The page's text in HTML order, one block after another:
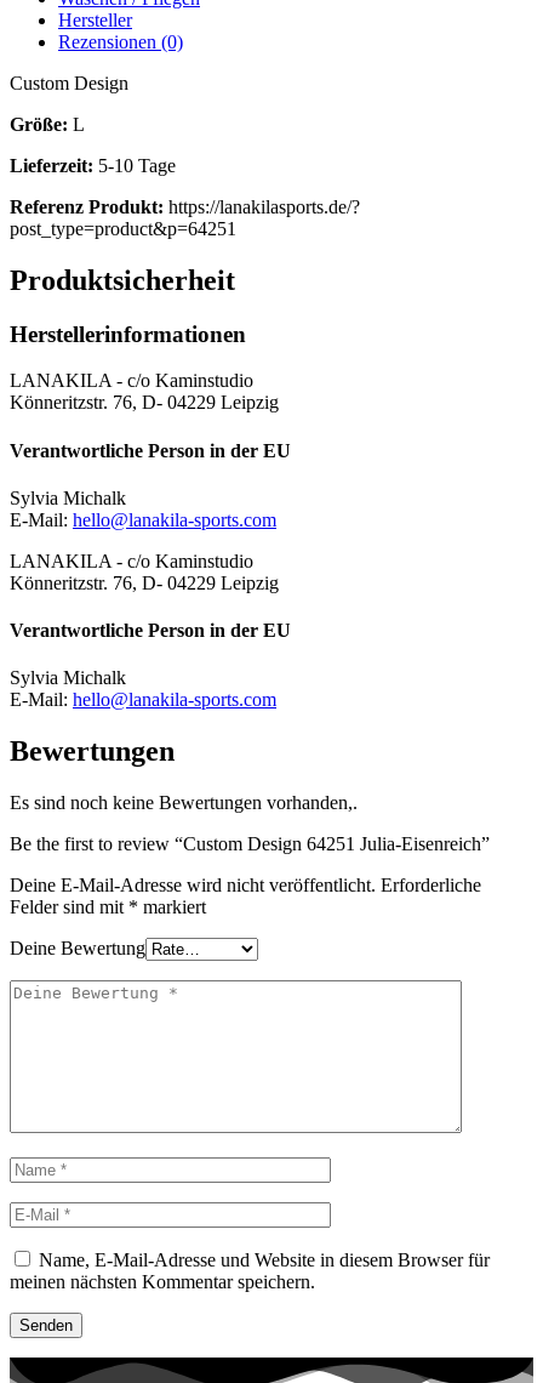
Hersteller
Rezensionen (0)
Custom Design
Größe: L
Lieferzeit: 5-10 Tage
Referenz Produkt: https://lanakilasports.de/?
post_type=product&p=64251
Produktsicherheit
Herstellerinformationen
LANAKILA - c/o Kaminstudio
Könneritzstr. 76, D- 04229 Leipzig
Verantwortliche Person in der EU
Sylvia Michalk
E-Mail: hello@lanakila-sports.com
LANAKILA - c/o Kaminstudio
Könneritzstr. 76, D- 04229 Leipzig
Verantwortliche Person in der EU
Sylvia Michalk
E-Mail: hello@lanakila-sports.com
Bewertungen
Es sind noch keine Bewertungen vorhanden,.
Be the first to review “Custom Design 64251 Julia-Eisenreich”
Deine E-Mail-Adresse wird nicht veröffentlicht. Erforderliche
Felder sind mit * markiert
Deine Bewertung
Name, E-Mail-Adresse und Website in diesem Browser für
meinen nächsten Kommentar speichern.